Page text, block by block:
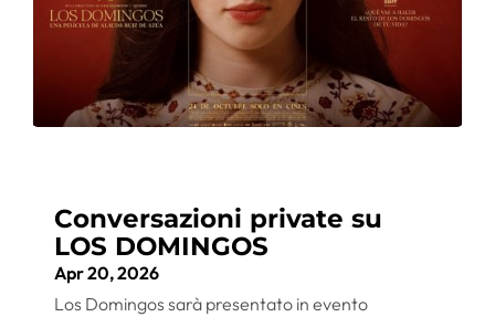
Conversazioni private su
LOS DOMINGOS
Apr 20, 2026
Los Domingos sarà presentato in evento